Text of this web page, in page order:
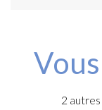
2